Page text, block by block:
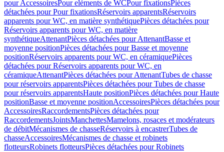
pour AccessoiresPour eléments de WCPour fixationsPièces
détachées pour Pour fixationsRéservoirs apparentsRéservoirs
apparents pour WC, en matière synthétiquePièces détachées pour
Réservoirs apparents pour WC, en matière
synthétiqueAttenantPièces détachées pour AttenantBasse et
moyenne positionPièces détachées pour Basse et moyenne
positionRéservoirs apparents pour WC, en céramiquePièces
détachées pour Réservoirs apparents pour WC, en
céramiqueAttenantPièces détachées pour AttenantTubes de chasse
pour réservoirs apparentsPièces détachées pour Tubes de chasse
pour réservoirs apparentsHaute positionPièces détachées pour Haute
positionBasse et moyenne positionAccessoiresPièces détachées pour
AccessoiresRaccordementsPièces détachées pour
RaccordementsJointsManchettesMamelons, rosaces et modérateurs
de débitMécanismes de chasseRéservoirs à encastrerTubes de
chasseAccessoiresMécanismes de chasse et robinets
flotteursRobinets flotteursPièces détachées pour Robinets